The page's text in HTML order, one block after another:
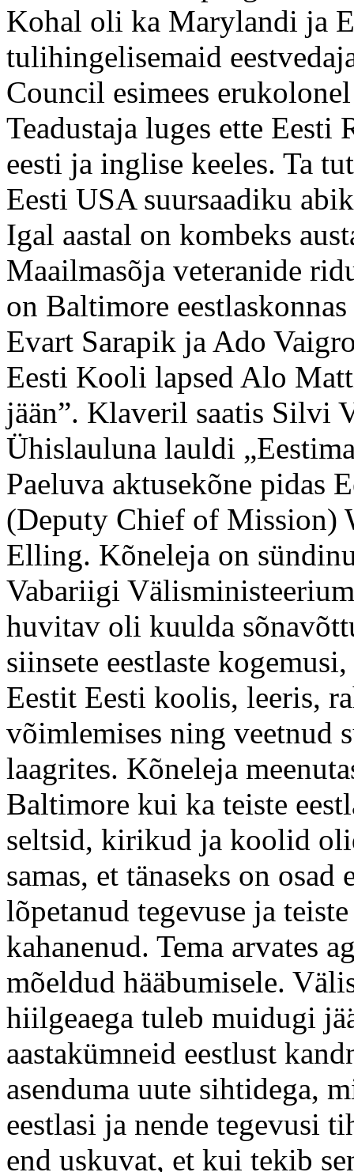
Kohal oli ka Marylandi ja
tulihingelisemaid
Council esimees
Teadustaja luges ette
eesti ja inglise keeles. Ta
Eesti USA suursaadiku
Igal aastal on kombeks
Maailmasõja veteranide
on Baltimore
Evart Sarapik ja Ado
Eesti Kooli lapsed Alo
jään”. Klaveril saatis Silvi
Ühislauluna lauldi
Paeluva aktusekõne pidas
(Deputy Chief of Mission)
Elling. Kõneleja on
Vabariigi
huvitav oli kuulda
siinsete eestlaste
Eestit Eesti koolis, leeris,
võimlemises ning veetnud
laagrites. Kõneleja
Baltimore kui ka teiste
seltsid, kirikud ja koolid
samas, et tänaseks on
lõpetanud tegevuse ja
kahanenud. Tema arvates
mõeldud hääbumisele.
hiilgeaega tuleb muidugi
aastakümneid eestlust
asenduma uute sihtidega,
eestlasi ja nende tegevusi
end uskuvat, et kui tekib